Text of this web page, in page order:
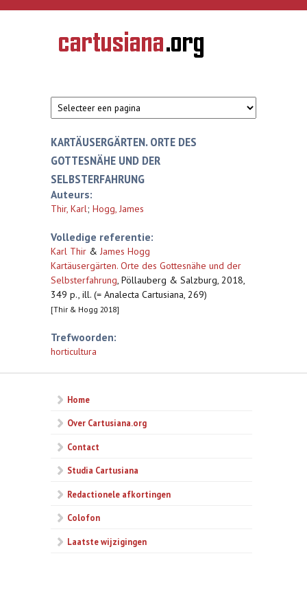
Overslaan en naar de inhoud gaan
CARTUSIANA
Geschiedenis
van de
KARTÄUSERGÄRTEN. ORTE DES
GOTTESNÄHE UND DER
SELBSTERFAHRUNG
Auteurs:
Thir, Karl; Hogg, James
Volledige referentie:
Karl Thir & James Hogg
Kartäusergärten. Orte des Gottesnähe und der
Selbsterfahrung, Pöllauberg & Salzburg, 2018,
349 p., ill. (= Analecta Cartusiana, 269)
[Thir & Hogg 2018]
Trefwoorden:
horticultura
Home
Over Cartusiana.org
Contact
Studia Cartusiana
Redactionele afkortingen
Colofon
Laatste wijzigingen